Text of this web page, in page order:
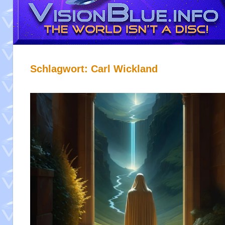
Schlagwort: Carl Wickland